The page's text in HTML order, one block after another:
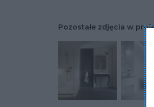
Pozostałe zdjęcia w